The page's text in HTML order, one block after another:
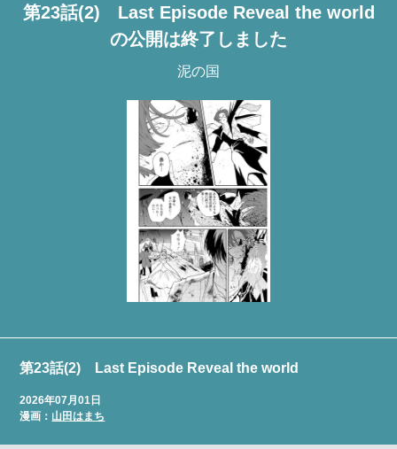
第23話(2) Last Episode Reveal the world
の公開は終了しました
泥の国
第23話(2) Last Episode Reveal the world
2026年07月01日
漫画： 山田はまち